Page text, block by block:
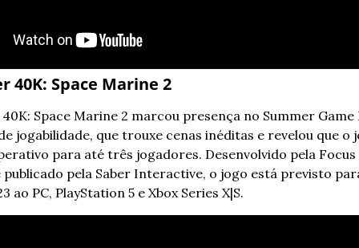
40K: Space Marine 2
Space Marine 2 marcou presença no Summer Game
jogabilidade, que trouxe cenas inéditas e revelou que o
para até três jogadores. Desenvolvido pela Focus
pela Saber Interactive, o jogo está previsto
ao PC, PlayStation 5 e Xbox Series X|S.